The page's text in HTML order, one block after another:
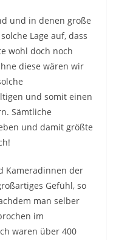
und in denen große
Lage auf, dass
wohl doch noch
diese wären wir
und somit einen
Sämtliche
und damit größte
Kameradinnen der
Gefühl, so
man selber
im
waren über 400